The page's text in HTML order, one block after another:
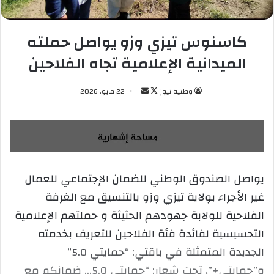
كاسنوس تيزي وزو يواصل حملته
الميدانية الإعلامية تجاه الفلاحين
وطنية نيوز
ت
ب
ع
ع
ى
X
س
ل
ب
ي
د
ا
إ
ل
ك
ت
22 مايو، 2026
يواصل الصندوق الوطني للضمان الإجتماعي للعمال
غير الأجراء بولاية تيزي وزو بالتنسيق مع الغرفة
الفلاحية للولابة جهودهم الحثيثة و حملتهم الإعلامية
التحسيسية لفائدة فئة الفلاحين للتعريف بخدمته
الجديدة المتمثلة في باقتي: “حمايتي 5.0”